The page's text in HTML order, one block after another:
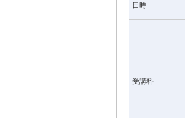
日時
受講料